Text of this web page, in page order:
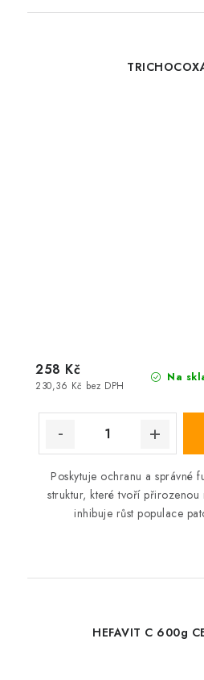
Na
230,36 Kč bez DPH
258 Kč
Poskytuje ochranu a správné
struktur, které tvoří
inhibuje růst populace
HEFAVIT C 600g